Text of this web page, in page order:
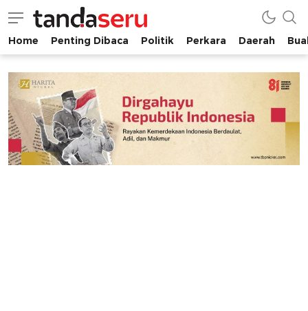
tandaseru.com | Penting Dibaca
tandaseru.com
Home Penting Dibaca Politik Perkara Daerah